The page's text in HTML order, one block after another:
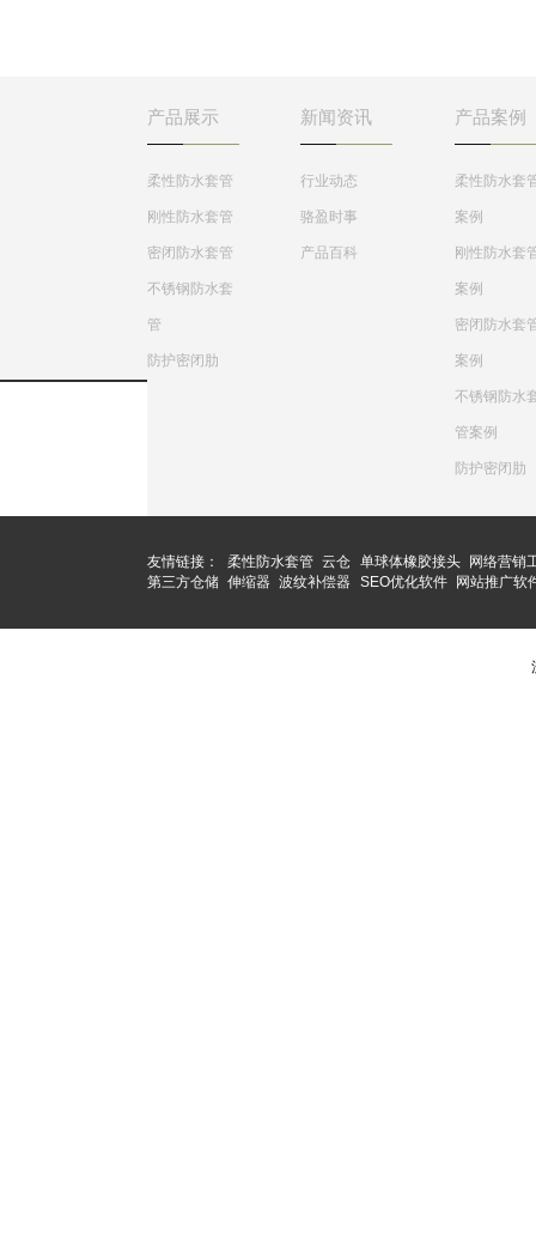
产品展示
柔性防水套管
刚性防水套管
密闭防水套管
不锈钢防水套
管
防护密闭肋
新闻资讯
行业动态
骆盈时事
产品百科
产品案例
柔性防水套
案例
刚性防水套
案例
密闭防水套
案例
不锈钢防水
管案例
防护密闭肋
友情链接： 柔性防水套管 云仓 单球体橡胶接头
网络营销
第三方仓储 伸缩器 波纹补偿器 SEO优化软件 网站推广软